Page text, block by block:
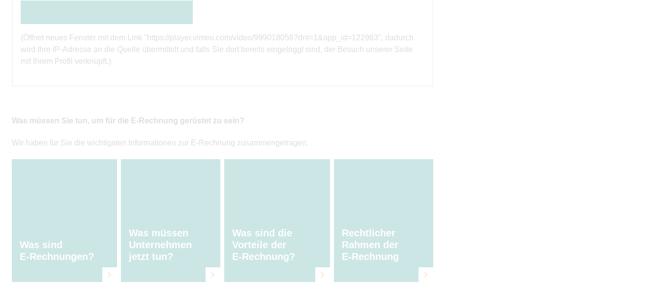
(Öffnet neues Fenster mit dem Link "https://player.vimeo.com/video/999018056?dnt=1&app_id=122963", dadurch
wird Ihre IP-Adresse an die Quelle übermittelt und falls Sie dort bereits eingeloggt sind, der Besuch unserer Seite
mit Ihrem Profil verknüpft.)
Was müssen Sie tun, um für die E-Rechnung gerüstet zu sein?
Wir haben für Sie die wichtigsten Informationen zur E-Rechnung zusammengetragen.
Was sind
E⁠‑⁠Rechnungen?
Was müssen
Unternehmen
jetzt tun?
Was sind die
Vorteile der
E⁠‑⁠Rechnung?
Rechtlicher
Rahmen der
E⁠‑⁠Rechnung